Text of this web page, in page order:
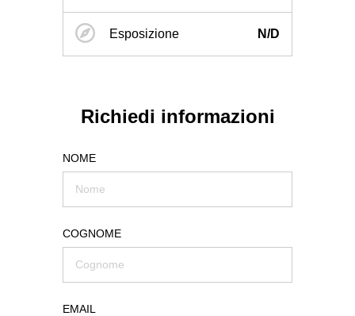
Esposizione N/D
Richiedi informazioni
NOME
COGNOME
EMAIL